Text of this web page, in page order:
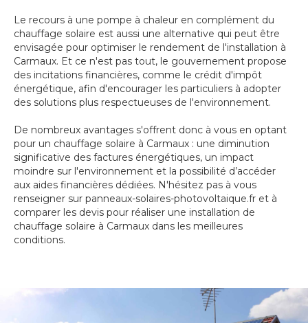
Le recours à une pompe à chaleur en complément du
chauffage solaire est aussi une alternative qui peut être
envisagée pour optimiser le rendement de l'installation à
Carmaux. Et ce n'est pas tout, le gouvernement propose
des incitations financières, comme le crédit d'impôt
énergétique, afin d'encourager les particuliers à adopter
des solutions plus respectueuses de l'environnement.
De nombreux avantages s'offrent donc à vous en optant
pour un chauffage solaire à Carmaux : une diminution
significative des factures énergétiques, un impact
moindre sur l'environnement et la possibilité d’accéder
aux aides financières dédiées. N'hésitez pas à vous
renseigner sur panneaux-solaires-photovoltaique.fr et à
comparer les devis pour réaliser une installation de
chauffage solaire à Carmaux dans les meilleures
conditions.